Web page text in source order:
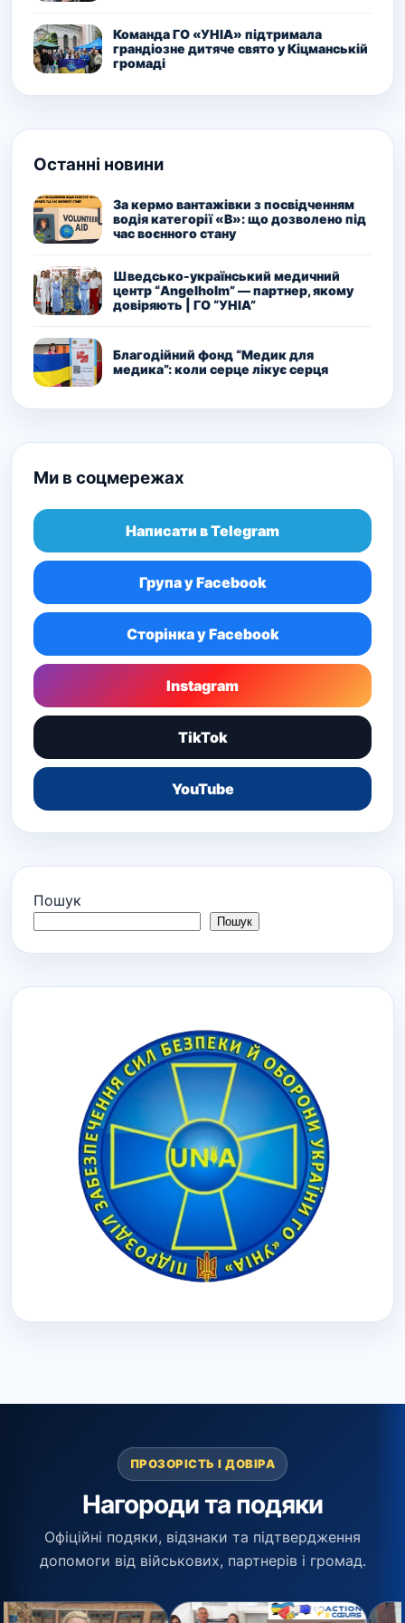
Команда ГО «УНІА» підтримала
грандіозне дитяче свято у Кіцманській
громаді
Останні новини
За кермо вантажівки з посвідченням
водія категорії «В»: що дозволено під
час воєнного стану
Шведсько-український медичний
центр “Angelholm” — партнер, якому
довіряють | ГО “УНІА”
Благодійний фонд “Медик для
медика”: коли серце лікує серця
Ми в соцмережах
Написати в Telegram
Група у Facebook
Сторінка у Facebook
Instagram
TikTok
YouTube
Пошук
Пошук
ПРОЗОРІСТЬ І ДОВІРА
Нагороди та подяки
Офіційні подяки, відзнаки та підтвердження
допомоги від військових, партнерів і громад.